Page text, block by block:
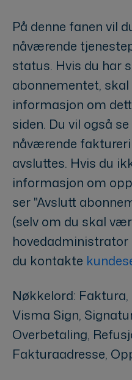
På denne fanen vil
nåværende
status. Hvis du har
abonnementet, skal
informasjon om
siden. Du vil også
nåværende
avsluttes. Hvis du
informasjon om
ser "Avslutt
(selv om du skal
du kontakte
Nøkkelord:
Visma Sign,
Overbetaling,
Fakturaadresse,